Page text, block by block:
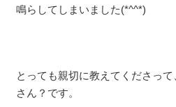
鳴らしてしまいました(*^^*)
とっても親切に教えてくださっ
さん？です。